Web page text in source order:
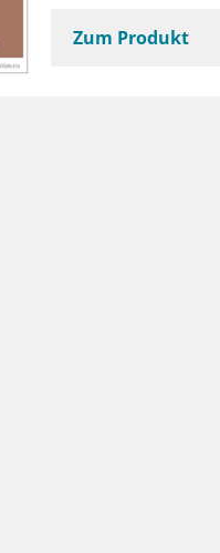
Zum Produkt